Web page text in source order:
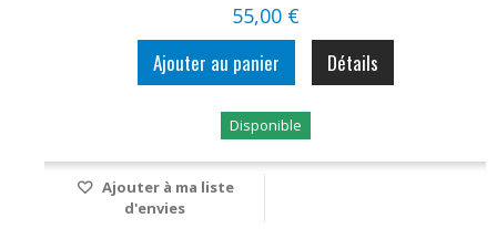
55,00 €
Ajouter au panier Détails
Disponible
Ajouter à ma liste
d'envies